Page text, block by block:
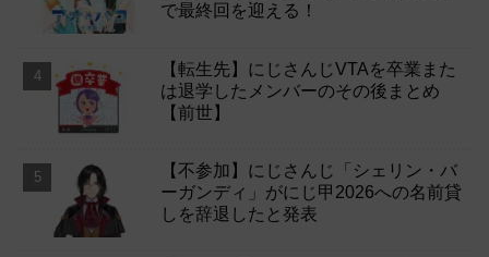
で最終回を迎える！
【転生先】にじさんじVTAを卒業また
は退学したメンバーのその後まとめ
【前世】
【不参加】にじさんじ「シェリン・バ
ーガンディ」がにじ甲2026への名前貸
しを辞退したと発表